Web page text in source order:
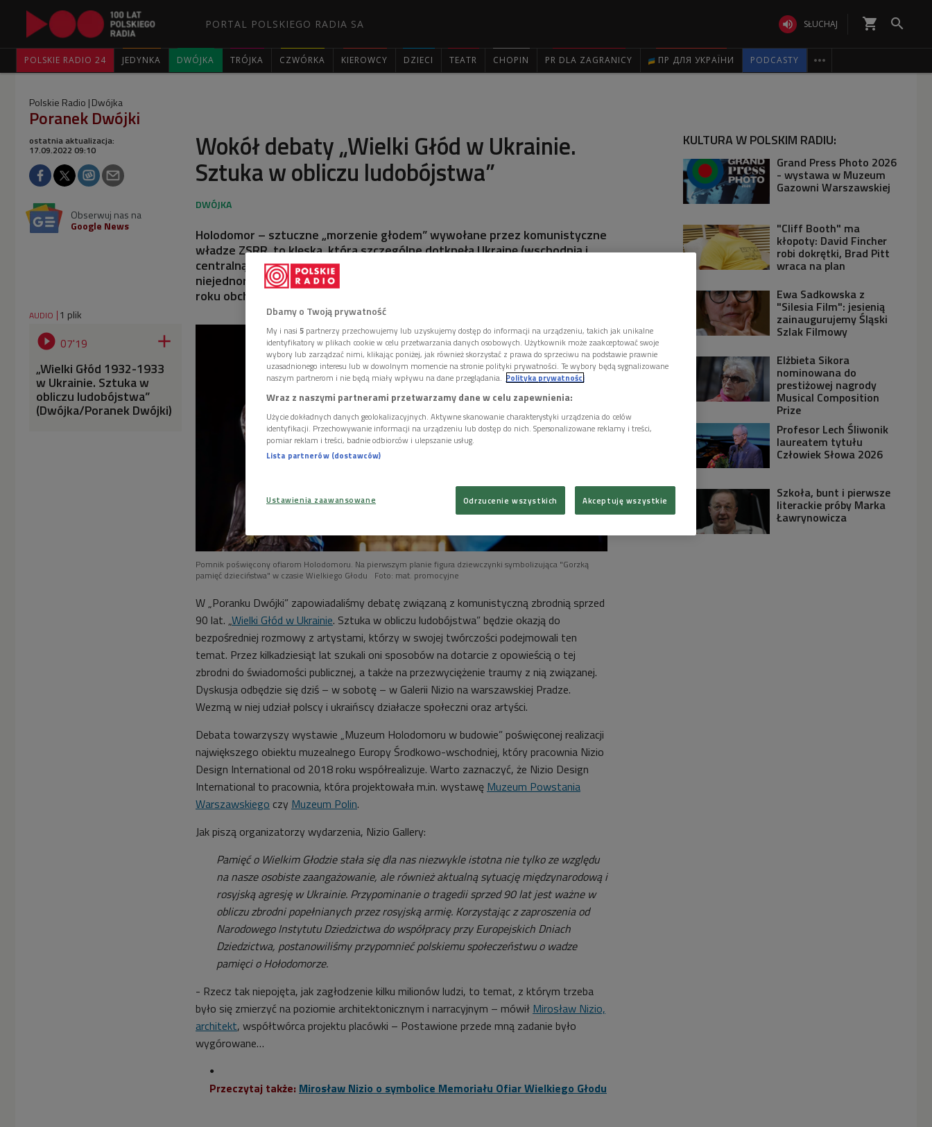
PORTAL POLSKIEGO RADIA SA  SŁUCHAJ shopping_cart 
POLSKIE RADIO 24 JEDYNKA DWÓJKA TRÓJKA CZWÓRKA KIEROWCY DZIECI TEATR CHOPIN PR DLA ZAGRANICY ПР ДЛЯ УКРАЇНИ PODCASTY 
Polskie Radio Dwójka
Poranek Dwójki
Wokół debaty „Wielki Głód w Ukrainie.
Sztuka w obliczu ludobójstwa”
ostatnia aktualizacja:
17.09.2022 09:10
Obserwuj nas na
Google News
Holodomor – sztuczne „morzenie głodem” wywołane przez komunistyczne
władze ZSRR, to klęska, która szczególne dotknęła Ukrainę (wschodnią i
centralną). Przyczyniła się do śmierci milionów Ukraińców. Źródła wciąż są
niejednorodne. Szacuje się, że zginęło od 3 do 10 milionów ludzi. W tym
roku obchodzimy 90. rocznicę tej zbrodni (1932-1933).
AUDIO 1 plik
 07'19 
„Wielki Głód 1932-1933
w Ukrainie. Sztuka w
obliczu ludobójstwa”
(Dwójka/Poranek Dwójki)
Pomnik poświęcony ofiarom Holodomoru. Na pierwszym planie figura dziewczynki symbolizująca "Gorzką
pamięć dzieciństwa" w czasie Wielkiego Głodu
Foto: mat. promocyjne
W „Poranku Dwójki” zapowiadaliśmy debatę związaną z komunistyczną zbrodnią sprzed
90 lat. „Wielki Głód w Ukrainie. Sztuka w obliczu ludobójstwa” będzie okazją do
bezpośredniej rozmowy z artystami, którzy w swojej twórczości podejmowali ten
temat. Przez kilkadziesiąt lat szukali oni sposobów na dotarcie z opowieścią o tej
zbrodni do świadomości publicznej, a także na przezwyciężenie traumy z nią związanej.
Dyskusja odbędzie się dziś – w sobotę – w Galerii Nizio na warszawskiej Pradze.
Wezmą w niej udział polscy i ukraińscy działacze społeczni oraz artyści.
Debata towarzyszy wystawie „Muzeum Holodomoru w budowie” poświęconej realizacji
największego obiektu muzealnego Europy Środkowo-wschodniej, który pracownia Nizio
Design International od 2018 roku współrealizuje. Warto zaznaczyć, że Nizio Design
International to pracownia, która projektowała m.in. wystawę Muzeum Powstania
Warszawskiego czy Muzeum Polin.
Jak piszą organizatorzy wydarzenia, Nizio Gallery:
Pamięć o Wielkim Głodzie stała się dla nas niezwykle istotna nie tylko ze względu
na nasze osobiste zaangażowanie, ale również aktualną sytuację międzynarodową i
rosyjską agresję w Ukrainie. Przypominanie o tragedii sprzed 90 lat jest ważne w
obliczu zbrodni popełnianych przez rosyjską armię. Korzystając z zaproszenia od
Narodowego Instytutu Dziedzictwa do współpracy przy Europejskich Dniach
Dziedzictwa, postanowiliśmy przypomnieć polskiemu społeczeństwu o wadze
pamięci o Hołodomorze.
- Rzecz tak niepojęta, jak zagłodzenie kilku milionów ludzi, to temat, z którym trzeba
było się zmierzyć na poziomie architektonicznym i narracyjnym – mówił Mirosław Nizio,
architekt, współtwórca projektu placówki – Postawione przede mną zadanie było
wygórowane…
Przeczytaj także: Mirosław Nizio o symbolice Memoriału Ofiar Wielkiego Głodu
KULTURA W POLSKIM RADIU:
Grand Press Photo 2026
- wystawa w Muzeum
Gazowni Warszawskiej
"Cliff Booth" ma
kłopoty: David Fincher
robi dokrętki, Brad Pitt
wraca na plan
Ewa Sadkowska z
"Silesia Film": jesienią
zainaugurujemy Śląski
Szlak Filmowy
Elżbieta Sikora
nominowana do
prestiżowej nagrody
Musical Composition
Prize
Profesor Lech Śliwonik
laureatem tytułu
Człowiek Słowa 2026
Szkoła, bunt i pierwsze
literackie próby Marka
Ławrynowicza
Dbamy o Twoją prywatność
My i nasi 5 partnerzy przechowujemy lub uzyskujemy dostęp do informacji na urządzeniu, takich jak unikalne
identyfikatory w plikach cookie w celu przetwarzania danych osobowych. Użytkownik może zaakceptować swoje
wybory lub zarządzać nimi, klikając poniżej, jak również skorzystać z prawa do sprzeciwu na podstawie prawnie
uzasadnionego interesu lub w dowolnym momencie na stronie polityki prywatności. Te wybory będą sygnalizowane
naszym partnerom i nie będą miały wpływu na dane przeglądania. Polityka prywatności
Wraz z naszymi partnerami przetwarzamy dane w celu zapewnienia:
Użycie dokładnych danych geolokalizacyjnych. Aktywne skanowanie charakterystyki urządzenia do celów
identyfikacji. Przechowywanie informacji na urządzeniu lub dostęp do nich. Spersonalizowane reklamy i treści,
pomiar reklam i treści, badnie odbiorców i ulepszanie usług.
Lista partnerów (dostawców)
Ustawienia zaawansowane Odrzucenie wszystkich Akceptuję wszystkie